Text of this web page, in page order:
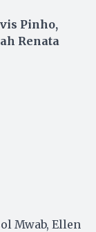
Pinho,
Renata
Mwab, Ellen